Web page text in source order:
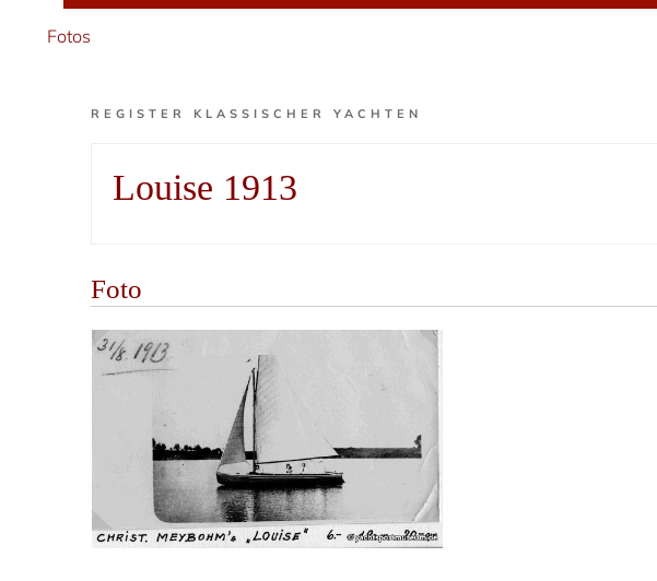
Fotos
REGISTER KLASSISCHER YACHTEN
Louise 1913
Foto